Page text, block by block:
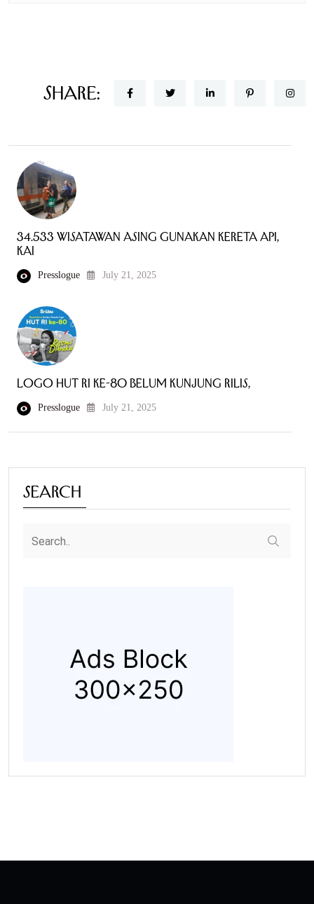
Share:
34.533 Wisatawan Asing Gunakan Kereta Api,
KAI
Presslogue July 21, 2025
Logo HUT RI ke-80 Belum Kunjung Rilis,
Presslogue July 21, 2025
Search